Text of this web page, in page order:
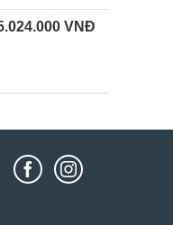
VNĐ